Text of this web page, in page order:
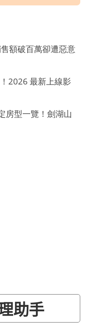
額破百萬卻遭惡意
2026 最新上線影
房型一覽！劍湖山
助手